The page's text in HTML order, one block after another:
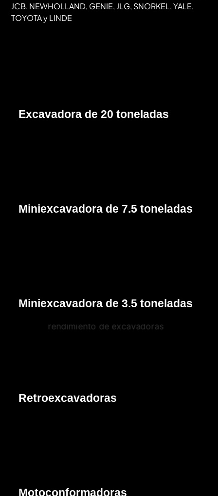
JCB, NEWHOLLAND, GENIE, JLG, SNORKEL, YALE,
TOYOTA y LINDE
Excavadora de 20 toneladas
Miniexcavadora de 7.5 toneladas
Miniexcavadora de 3.5 toneladas
Cotizar
Retroexcavadoras
Motoconformadoras